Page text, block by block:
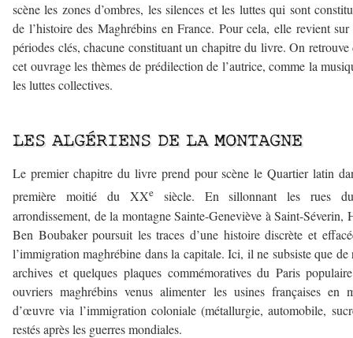
scène les zones d’ombres, les silences et les luttes qui sont
de l’histoire des Maghrébins en France. Pour cela, elle revient
périodes clés, chacune constituant un chapitre du livre. On retrouve
cet ouvrage les thèmes de prédilection de l’autrice, comme la
les luttes collectives.
LES ALGÉRIENS DE LA MONTAGNE
Le premier chapitre du livre prend pour scène le Quartier latin
première moitié du XXesiècle. En sillonnant les rues
arrondissement, de la montagne Sainte-Geneviève à Saint-Séverin,
Ben Boubaker poursuit les traces d’une histoire discrète et
l’immigration maghrébine dans la capitale. Ici, il ne subsiste que de
archives et quelques plaques commémoratives du Paris
ouvriers maghrébins venus alimenter les usines françaises en
d’œuvre via l’immigration coloniale (métallurgie, automobile,
restés après les guerres mondiales.